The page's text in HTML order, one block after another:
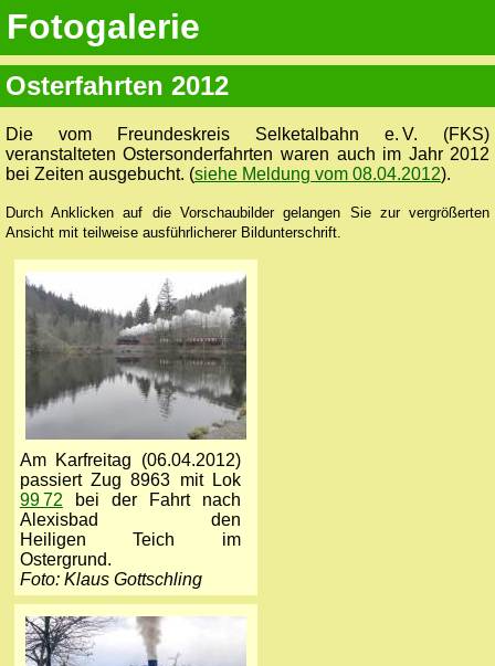
Fotogalerie
Osterfahrten 2012
Die vom Freundeskreis Selketalbahn e. V. (FKS)
veranstalteten Ostersonderfahrten waren auch im Jahr 2012
bei Zeiten ausgebucht. (siehe Meldung vom 08.04.2012).
Durch Anklicken auf die Vorschaubilder gelangen Sie zur vergrößerten
Ansicht mit teilweise ausführlicherer Bildunterschrift.
Am Karfreitag (06.04.2012)
passiert Zug 8963 mit Lok
99 72 bei der Fahrt nach
Alexisbad den
Heiligen Teich im
Ostergrund.
Foto: Klaus Gottschling